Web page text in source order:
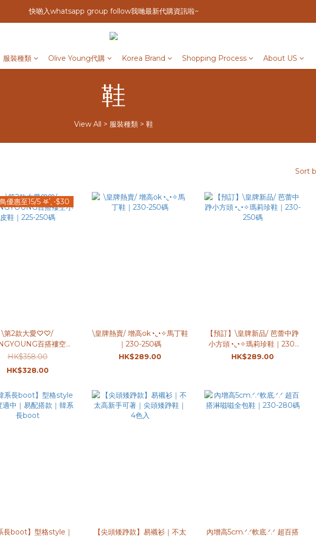
快啲入whatsapp group follow我哋最新代購資訊啦~
服裝種類 Olive Young代購 Korea Brand Shopping Process About US
鞋
View All > 服裝種類> 鞋
Sort
優惠至15/5 𖤐 ̖́ -$30
\第2款大愛♡♡/
百搭褸空小
皮鞋｜225-250碼
HK$358.00
HK$328.00
\皇牌熱賣/ 增高ok◔.̮◔✧馬丁鞋
｜230-250碼
HK$289.00
【預訂】\皇牌新品/ 芭蕾中踭
小方頭◔.̮◔✧瑪莉珍鞋｜230-
250碼
HK$289.00
長boot】型格style｜
【尖頭矮踭款】易襯衫｜不太
內增高5cm.ᐟ.ᐟ軟底.ᐟ.ᐟ 超百搭